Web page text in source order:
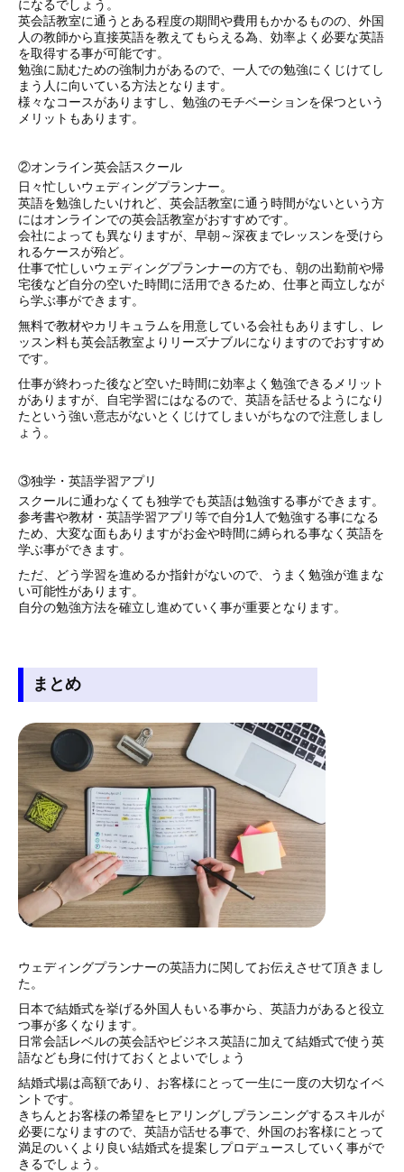
になるでしょう。
英会話教室に通うとある程度の期間や費用もかかるものの、外国
人の教師から直接英語を教えてもらえる為、効率よく必要な英語
を取得する事が可能です。
勉強に励むための強制力があるので、一人での勉強にくじけてし
まう人に向いている方法となります。
様々なコースがありますし、勉強のモチベーションを保つという
メリットもあります。
②オンライン英会話スクール
日々忙しいウェディングプランナー。
英語を勉強したいけれど、英会話教室に通う時間がないという方
にはオンラインでの英会話教室がおすすめです。
会社によっても異なりますが、早朝～深夜までレッスンを受けら
れるケースが殆ど。
仕事で忙しいウェディングプランナーの方でも、朝の出勤前や帰
宅後など自分の空いた時間に活用できるため、仕事と両立しなが
ら学ぶ事ができます。
無料で教材やカリキュラムを用意している会社もありますし、レ
ッスン料も英会話教室よりリーズナブルになりますのでおすすめ
です。
仕事が終わった後など空いた時間に効率よく勉強できるメリット
がありますが、自宅学習にはなるので、英語を話せるようになり
たという強い意志がないとくじけてしまいがちなので注意しまし
ょう。
③独学・英語学習アプリ
スクールに通わなくても独学でも英語は勉強する事ができます。
参考書や教材・英語学習アプリ等で自分1人で勉強する事になる
ため、大変な面もありますがお金や時間に縛られる事なく英語を
学ぶ事ができます。
ただ、どう学習を進めるか指針がないので、うまく勉強が進まな
い可能性があります。
自分の勉強方法を確立し進めていく事が重要となります。
まとめ
ウェディングプランナーの英語力に関してお伝えさせて頂きまし
た。
日本で結婚式を挙げる外国人もいる事から、英語力があると役立
つ事が多くなります。
日常会話レベルの英会話やビジネス英語に加えて結婚式で使う英
語なども身に付けておくとよいでしょう
結婚式場は高額であり、お客様にとって一生に一度の大切なイベ
ントです。
きちんとお客様の希望をヒアリングしプランニングするスキルが
必要になりますので、英語が話せる事で、外国のお客様にとって
満足のいくより良い結婚式を提案しプロデュースしていく事がで
きるでしょう。